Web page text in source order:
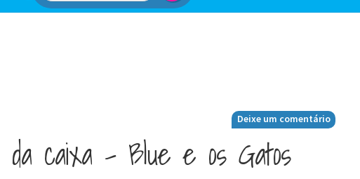
Deixe um comentário
da caixa – Blue e os Gatos